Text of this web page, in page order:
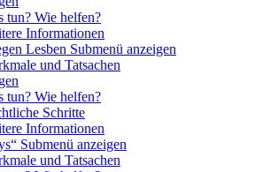
tun? Wie helfen?
Informationen
Lesben Submenü anzeigen
und Tatsachen
tun? Wie helfen?
Schritte
Informationen
Submenü anzeigen
und Tatsachen